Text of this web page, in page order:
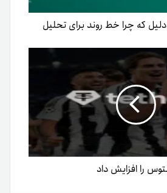
ترند لاین چیست؟ ۴ دلیل که چرا خط روند برای تحلیل
را افزایش داد